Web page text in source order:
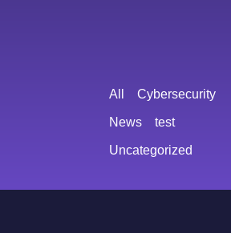
Cybersecurity
News test
Uncategorized
All